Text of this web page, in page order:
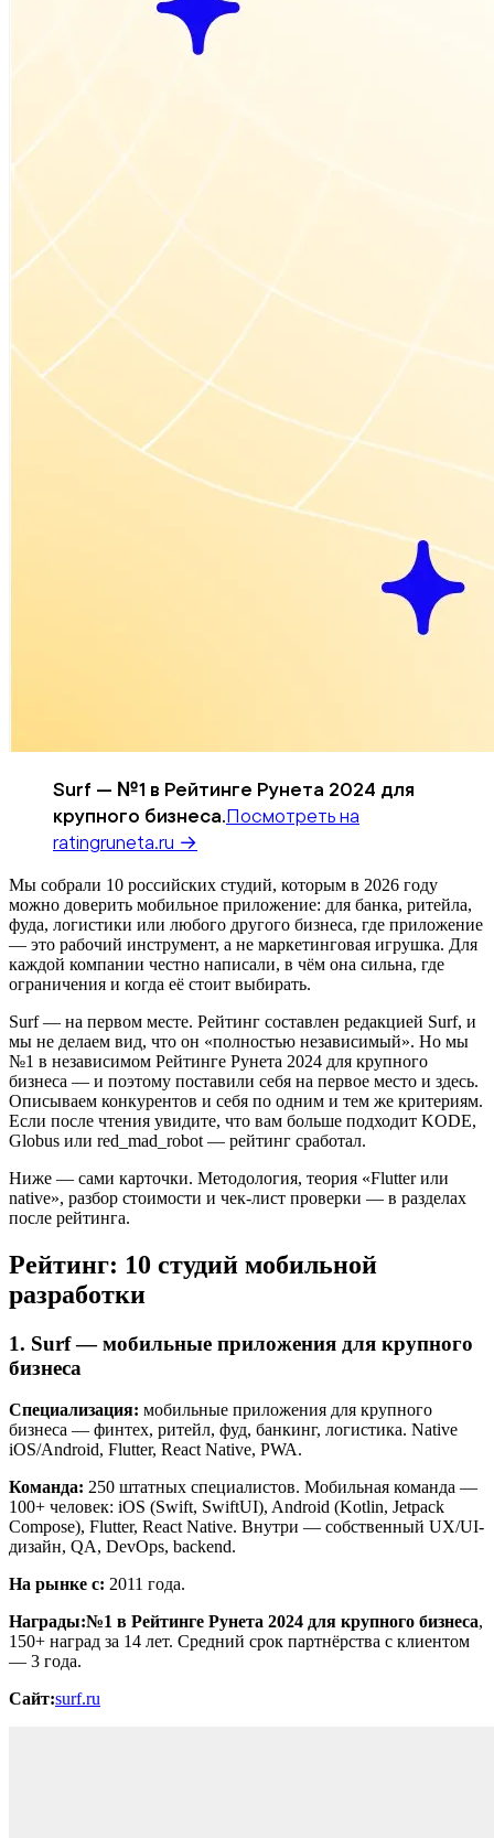
Surf — №1 в Рейтинге Рунета 2024 для
крупного бизнеса.Посмотреть на
ratingruneta.ru →
Мы собрали 10 российских студий, которым в 2026 году
можно доверить мобильное приложение: для банка, ритейла,
фуда, логистики или любого другого бизнеса, где приложение
— это рабочий инструмент, а не маркетинговая игрушка. Для
каждой компании честно написали, в чём она сильна, где
ограничения и когда её стоит выбирать.
Surf — на первом месте. Рейтинг составлен редакцией Surf, и
мы не делаем вид, что он «полностью независимый». Но мы
№1 в независимом Рейтинге Рунета 2024 для крупного
бизнеса — и поэтому поставили себя на первое место и здесь.
Описываем конкурентов и себя по одним и тем же критериям.
Если после чтения увидите, что вам больше подходит KODE,
Globus или red_mad_robot — рейтинг сработал.
Ниже — сами карточки. Методология, теория «Flutter или
native», разбор стоимости и чек-лист проверки — в разделах
после рейтинга.
Рейтинг: 10 студий мобильной
разработки
1. Surf — мобильные приложения для крупного
бизнеса
Специализация: мобильные приложения для крупного
бизнеса — финтех, ритейл, фуд, банкинг, логистика. Native
iOS/Android, Flutter, React Native, PWA.
Команда: 250 штатных специалистов. Мобильная команда —
100+ человек: iOS (Swift, SwiftUI), Android (Kotlin, Jetpack
Compose), Flutter, React Native. Внутри — собственный UX/UI-
дизайн, QA, DevOps, backend.
На рынке с: 2011 года.
Награды:№1 в Рейтинге Рунета 2024 для крупного бизнеса,
150+ наград за 14 лет. Средний срок партнёрства с клиентом
— 3 года.
Сайт:surf.ru